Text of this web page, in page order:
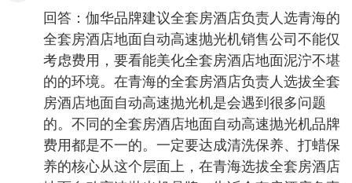
回答：伽华品牌建议全套房酒店负责人选青海的
全套房酒店地面自动高速抛光机销售公司不能仅
考虑费用，要看能美化全套房酒店地面泥泞不堪
的的环境。在青海的全套房酒店负责人选拔全套
房酒店地面自动高速抛光机是会遇到很多问题
的。不同的全套房酒店地面自动高速抛光机品牌
费用都是不一的。一定要达成清洗保养、打蜡保
养的核心从这个层面上，在青海选拔全套房酒店